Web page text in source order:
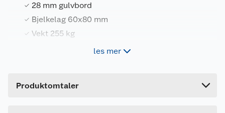
28 mm gulvbord
Bjelkelag 60x80 mm
Vekt 255 kg
les mer
Produktomtaler
Leverandørens artikkelnummer
Farge
Lengde